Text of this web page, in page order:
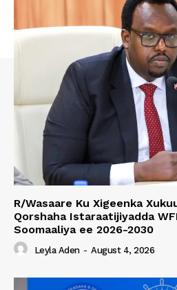
R/Wasaare Ku Xigeenka
Qorshaha Istaraatijiyadda
Soomaaliya ee 2026-2030
Leyla Aden - August 4, 2026